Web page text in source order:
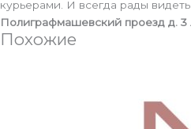
курьерами. И всегда рады
Полиграфмашевский проезд д. 3
Похожие